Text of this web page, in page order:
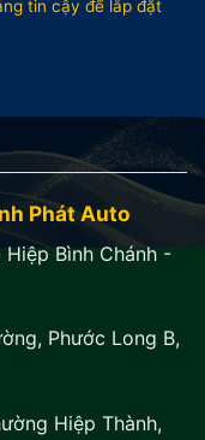
tin cậy để lắp đặt
Phát Auto
Bình Chánh -
Phước Long B,
Hiệp Thành,